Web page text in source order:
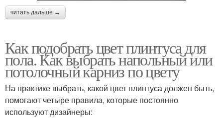
читать дальше →
Как подобрать цвет плинтуса для
пола. Как выбрать напольный или
потолочный карниз по цвету
На практике выбрать, какой цвет плинтуса должен быть,
помогают четыре правила, которые постоянно
используют дизайнеры: